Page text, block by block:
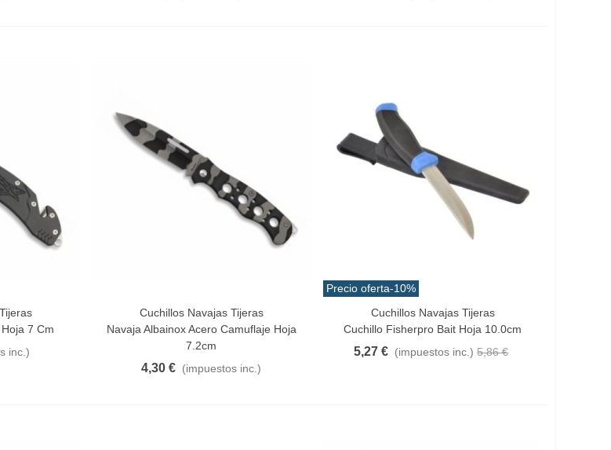
Seda
30cm...
inc.)
7 Cm
inc.)
Añadir Al Carrito
Cuchillos Navajas Tijeras
Navaja Albainox Acero Camuflaje Hoja
7.2cm
4,30 € (impuestos inc.)
Precio oferta-10%
Vista Rápida
Cuchillos Navajas Tijeras
Cuchillo Fisherpro Bait Hoja 10.0cm
5,27 € (impuestos inc.) 5,86 €